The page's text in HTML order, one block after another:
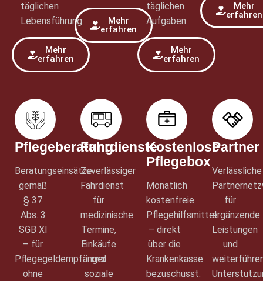
täglichen
Lebensführung.
Mehr
erfahren
Mehr
erfahren
täglichen
Aufgaben.
Mehr
erfahren
Mehr
erfahren
Pflegeberatung
Beratungseinsätze
gemäß
§ 37
Abs. 3
SGB XI
– für
Pflegegeldempfänger
ohne
Fahrdienste
Zuverlässiger
Fahrdienst
für
medizinische
Termine,
Einkäufe
und
soziale
Kostenlose
Pflegebox
Monatlich
kostenfreie
Pflegehilfsmittel
– direkt
über die
Krankenkasse
bezuschusst.
Partner
Verlässliche
für
ergänzende
Leistungen
und